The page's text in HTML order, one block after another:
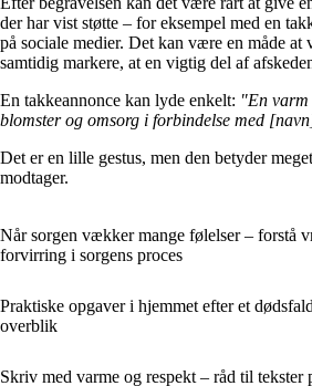
der har vist støtte – for eksempel med en
på sociale medier. Det kan være en måde at
samtidig markere, at en vigtig del af
En takkeannonce kan lyde enkelt: "En varm
blomster og omsorg i forbindelse med
Det er en lille gestus, men den betyder
modtager.
Når sorgen vækker mange følelser – forstå
forvirring i sorgens proces
Praktiske opgaver i hjemmet efter et
overblik
Skriv med varme og respekt – råd til tekster